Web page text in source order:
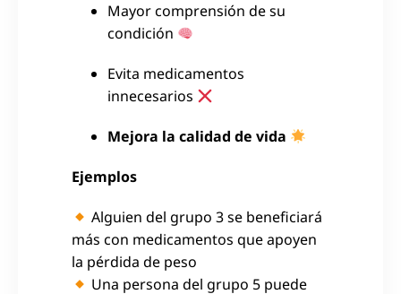
Mayor comprensión de su
condición
Evita medicamentos
innecesarios
Mejora la calidad de vida
Ejemplos
Alguien del grupo 3 se beneficiará
más con medicamentos que apoyen
la pérdida de peso
Una persona del grupo 5 puede